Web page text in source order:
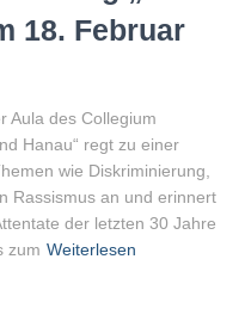
18. Februar
Aula des Collegium
Hanau“ regt zu einer
wie Diskriminierung,
Rassismus an und erinnert
der letzten 30 Jahre
zum Weiterlesen